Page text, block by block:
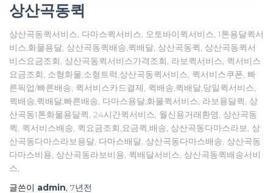
상산곡동퀵
상산곡동퀵서비스, 다마스퀵서비스, 오토바이퀵서비스, 1톤용달퀵서
비스,화물용달, 상산곡동퀵배송,퀵배달, 상산곡동퀵, 상산곡동퀵서
비스요금조회, 상산곡동퀵서비스가격조회, 라보퀵서비스, 퀵서비스
요금조회, 소형화물,소형트럭,상산곡동퀵서비스, 퀵서비스쿠폰, 빠
른픽업/빠른배송, 퀵서비스카드결제, 퀵배송,퀵배달,당일퀵서비스,
퀵배송,퀵배달,빠른배송, 다마스용달,화물퀵서비스, 라보용달퀵, 상
산곡동1톤화물용달퀵, 24시간퀵서비스, 월신용거래환영, 상산곡동
퀵, 퀵서비스배송, 퀵요금조회,요금퀵,배송, 상산곡동다마스라보, 상
산곡동다마스라보용달, 다마스배달, 상산곡동다마스배송, 상산곡동
다마스비용, 상산곡동라보비용, 퀵배달서비스, 상산곡동퀵배송서비
스,
글쓴이 admin, 7년전